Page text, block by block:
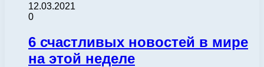
12.03.2021
0
6 счастливых новостей в мире
на этой неделе